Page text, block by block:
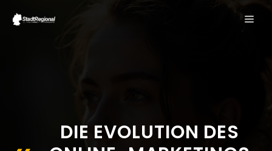
Inhalt
DIE EVOLUTION DES